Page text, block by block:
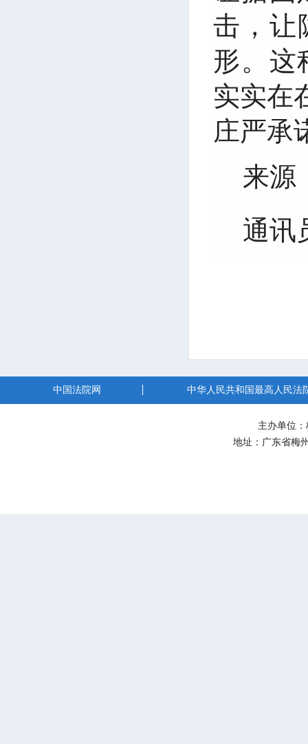
击，让
形。这
实实在
庄严承
来源
通讯
中国法院网 中华人民共和国最高人民法
主办单位
地址：广东省